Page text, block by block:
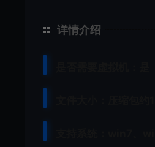
详情介绍